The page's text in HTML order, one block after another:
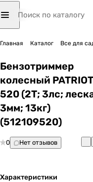
Главная Каталог Все для
Бензотриммер
колесный
520 (2Т; 3лс;
3мм; 13кг)
(512109520)
0 Нет отзывов
Характеристики